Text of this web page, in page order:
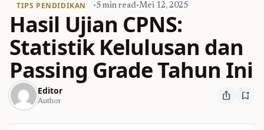
TIPS PENDIDIKAN •5 min read•Mei 12, 2025
Hasil Ujian CPNS:
Statistik Kelulusan dan
Passing Grade Tahun Ini
Editor
Author ios_share bookmark_add